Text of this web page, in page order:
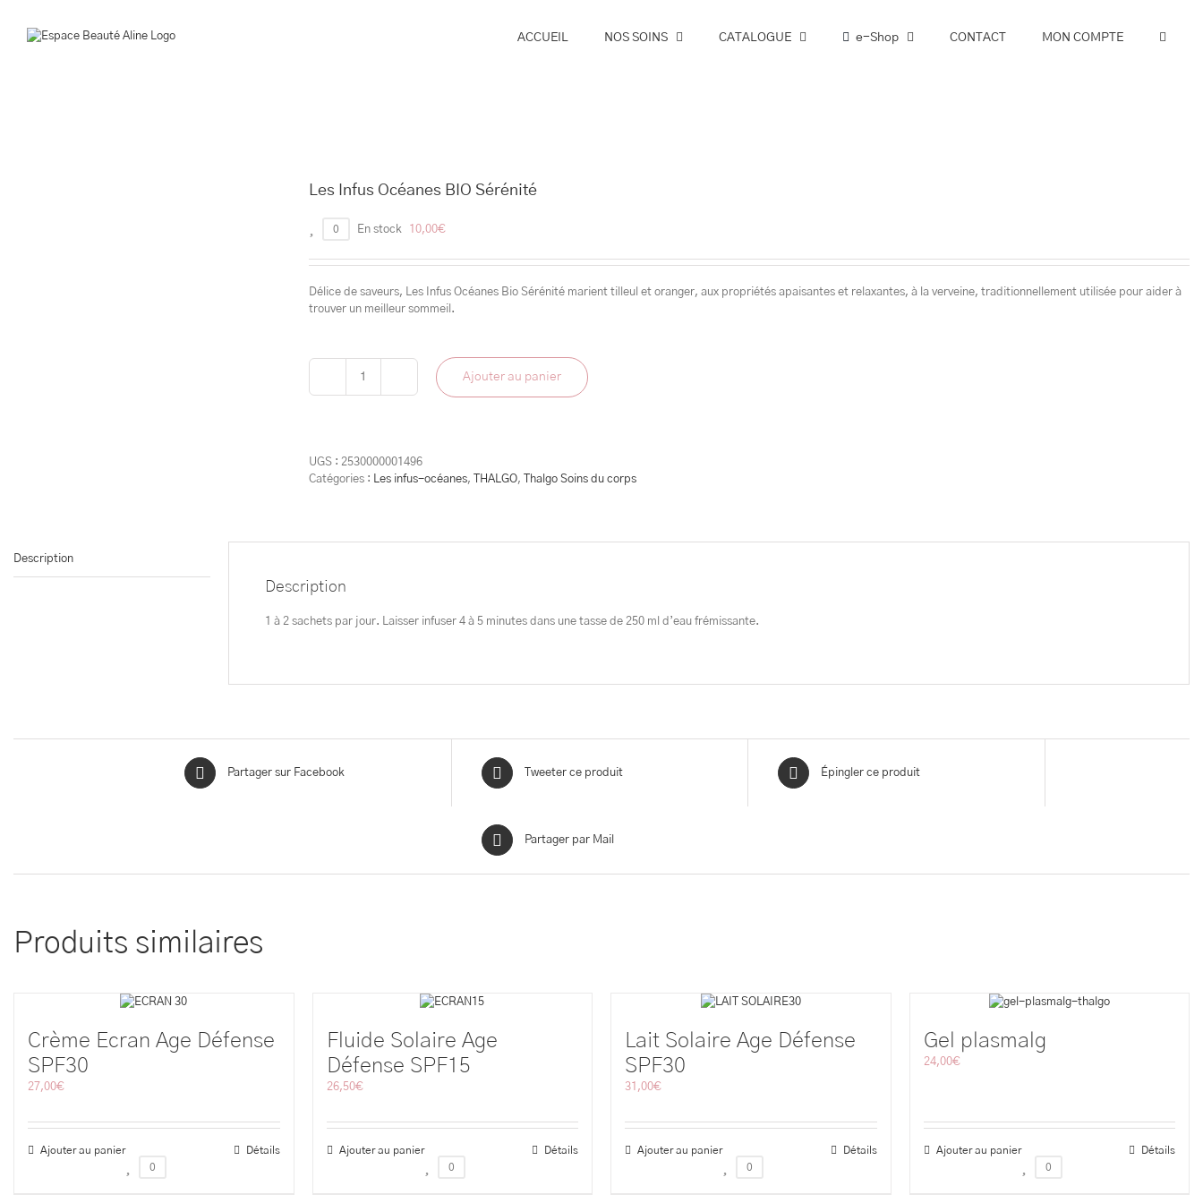
contenu
ACCUEIL NOS SOINS CATALOGUE e-Shop CONTACT MON COMPTE
Les Infus Océanes BIO Sérénité
0 En stock 10,00€
Délice de saveurs, Les Infus Océanes Bio Sérénité marient tilleul et oranger, aux propriétés apaisantes et relaxantes, à la verveine, traditionnellement utilisée pour aider à
trouver un meilleur sommeil.
quantité
BIO
Sérénité
Ajouter au panier
UGS : 2530000001496
Catégories : Les infus-océanes, THALGO, Thalgo Soins du corps
Description
Description
1 à 2 sachets par jour. Laisser infuser 4 à 5 minutes dans une tasse de 250 ml d’eau frémissante.
Partager sur Facebook Tweeter ce produit Épingler ce produit
Partager par Mail
Produits similaires
Crème Ecran Age Défense
SPF30
27,00€
Ajouter au panier
Détails
0
Fluide Solaire Age
Défense SPF15
26,50€
Ajouter au panier
Détails
0
Lait Solaire Age Défense
SPF30
31,00€
Ajouter au panier
Détails
0
Gel plasmalg
24,00€
Ajouter au panier
Détails
0